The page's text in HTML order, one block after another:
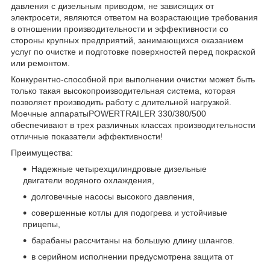
давления с дизельным приводом, не зависящих от
электросети, являются ответом на возрастающие требования
в отношении производительности и эффективности со
стороны крупных предприятий, занимающихся оказанием
услуг по очистке и подготовке поверхностей перед покраской
или ремонтом.
Конкурентно-способной при выполнении очистки может быть
только такая высокопроизводительная система, которая
позволяет производить работу с длительной нагрузкой.
Моечные аппаратыPOWERTRAILER 330/380/500
обеспечивают в трех различных классах производительности
отличные показатели эффективности!
Преимущества:
Надежные четырехцилиндровые дизельные
двигатели водяного охлаждения,
долговечные насосы высокого давления,
совершенные котлы для подогрева и устойчивые
прицепы,
барабаны рассчитаны на большую длину шлангов.
в серийном исполнении предусмотрена защита от